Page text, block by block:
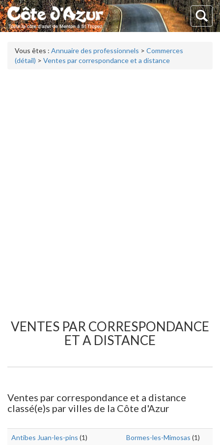
Vous êtes : Annuaire des professionnels > Commerces
(détail) > Ventes par correspondance et a distance
VENTES PAR CORRESPONDANCE
ET A DISTANCE
Ventes par correspondance et a distance
classé(e)s par villes de la Côte d'Azur
Antibes Juan-les-pins (1) Bormes-les-Mimosas (1)